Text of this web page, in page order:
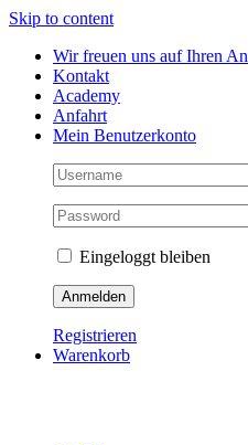
Skip to content
Wir freuen uns auf Ihren
Kontakt
Academy
Anfahrt
Mein Benutzerkonto
Eingeloggt bleiben
Registrieren
Warenkorb